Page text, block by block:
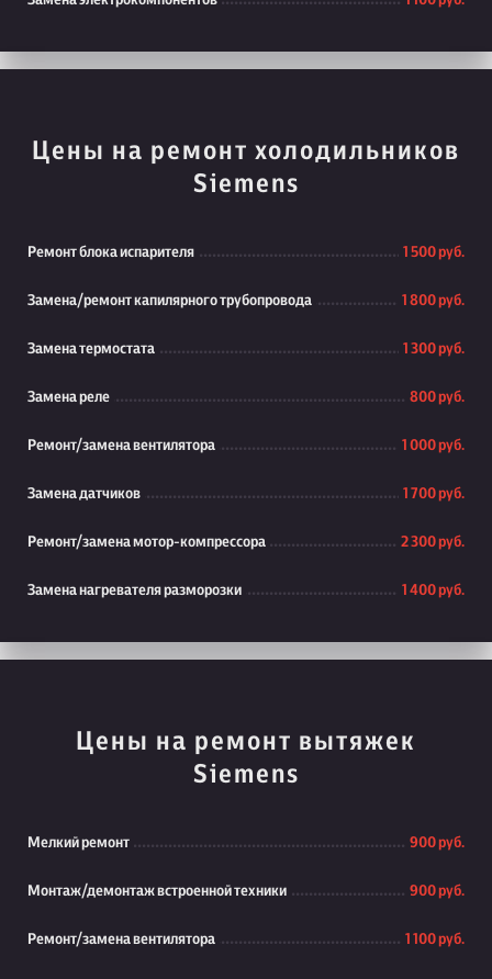
Цены на ремонт холодильников
Siemens
Ремонт блока испарителя 1 500 руб.
Замена/ремонт капилярного трубопровода 1 800 руб.
Замена термостата 1 300 руб.
Замена реле 800 руб.
Ремонт/замена вентилятора 1 000 руб.
Замена датчиков 1 700 руб.
Ремонт/замена мотор-компрессора 2 300 руб.
Замена нагревателя разморозки 1 400 руб.
Цены на ремонт вытяжек
Siemens
Мелкий ремонт 900 руб.
Монтаж/демонтаж встроенной техники 900 руб.
Ремонт/замена вентилятора 1 100 руб.